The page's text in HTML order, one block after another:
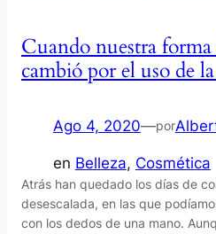
Cuando nuestra
cambió por el uso de
Ago 4, 2020—por
en Belleza, Cosmética
Atrás han quedado los días de
desescalada, en las que
con los dedos de una mano.